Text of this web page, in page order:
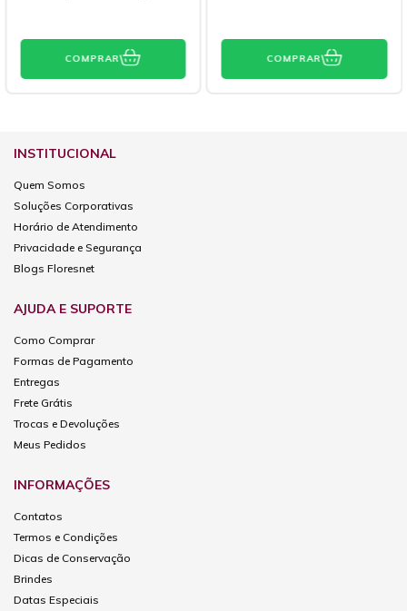
COMPRAR COMPRAR
INSTITUCIONAL
Quem Somos
Soluções Corporativas
Horário de Atendimento
Privacidade e Segurança
Blogs Floresnet
AJUDA E SUPORTE
Como Comprar
Formas de Pagamento
Entregas
Frete Grátis
Trocas e Devoluções
Meus Pedidos
INFORMAÇÕES
Contatos
Termos e Condições
Dicas de Conservação
Brindes
Datas Especiais